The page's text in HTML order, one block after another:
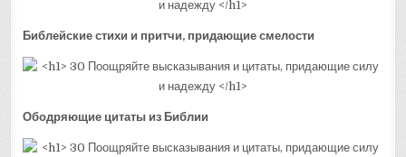
Библейские стихи и притчи, придающие смелости
Ободряющие цитаты из Библии